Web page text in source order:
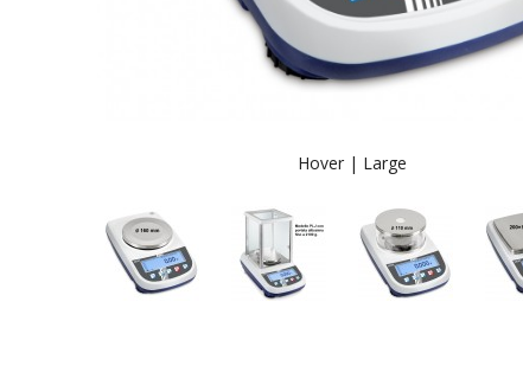
Hover | Large